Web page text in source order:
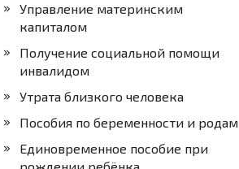
Управление материнским
капиталом
Получение социальной помощи
инвалидом
Утрата близкого человека
Пособия по беременности и родам
Единовременное пособие при